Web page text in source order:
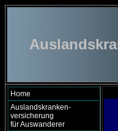
Home
Auslandskranken-
versicherung
für Auswanderer